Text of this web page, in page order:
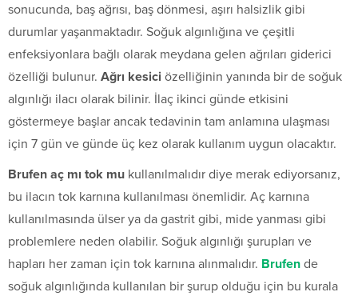
sonucunda, baş ağrısı, baş dönmesi, aşırı halsizlik gibi
durumlar yaşanmaktadır. Soğuk algınlığına ve çeşitli
enfeksiyonlara bağlı olarak meydana gelen ağrıları giderici
özelliği bulunur. Ağrı kesici özelliğinin yanında bir de soğuk
algınlığı ilacı olarak bilinir. İlaç ikinci günde etkisini
göstermeye başlar ancak tedavinin tam anlamına ulaşması
için 7 gün ve günde üç kez olarak kullanım uygun olacaktır.
Brufen aç mı tok mu kullanılmalıdır diye merak ediyorsanız,
bu ilacın tok karnına kullanılması önemlidir. Aç karnına
kullanılmasında ülser ya da gastrit gibi, mide yanması gibi
problemlere neden olabilir. Soğuk algınlığı şurupları ve
hapları her zaman için tok karnına alınmalıdır. Brufen de
soğuk algınlığında kullanılan bir şurup olduğu için bu kurala